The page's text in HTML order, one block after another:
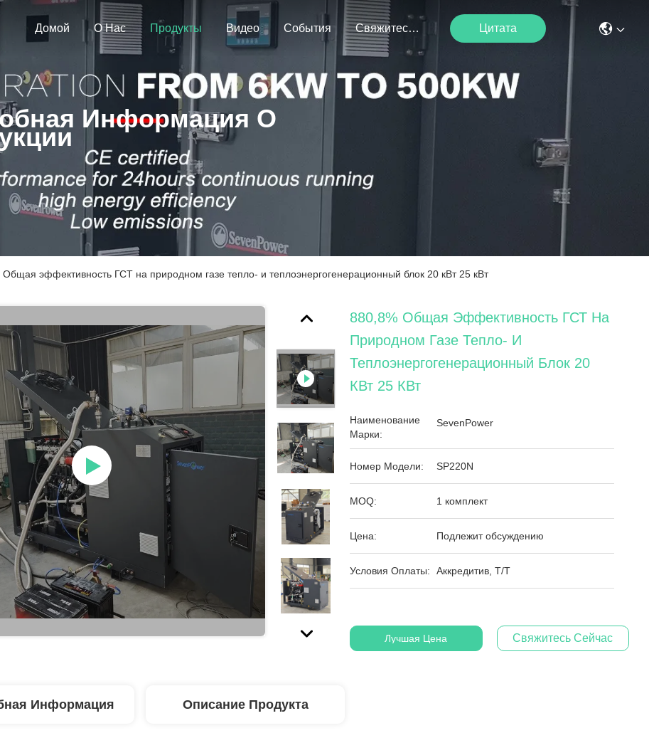
Домой О Нас Продукты Видео События Свяжитесь С Нами Цитата
Информация О
Общая эффективность ГСТ на природном газе тепло- и теплоэнергогенерационный блок 20 кВт 25 кВт
880,8% Общая Эффективность ГСТ На
Природном Газе Тепло- И
Теплоэнергогенерационный Блок 20
КВт 25 КВт
Наименование
Марки:
SevenPower
Номер Модели: SP220N
MOQ: 1 комплект
Цена: Подлежит обсуждению
Условия Оплаты: Аккредитив, T/T
Лучшая Цена Свяжитесь Сейчас
Информация Описание Продукта